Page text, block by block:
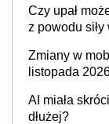
Czy upał
z powodu
Zmiany w
listopada
AI miała
dłużej?